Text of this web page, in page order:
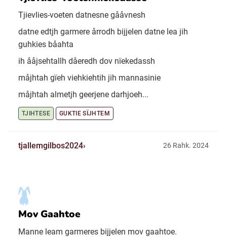
Tjievlies-voeten datnesne gååvnesh
datne edtjh garmere årrodh bijjelen datne lea jih
guhkies båahta
ih ååjsehtallh dåeredh dov nïekedassh
måjhtah gïeh viehkiehtih jih mannasinie
måjhtah almetjh geerjene darhjoeh...
TJIHTESE GUKTIE SÏJHTEM
tjallemgilbos2024 26 Rahk. 2024
Mov Gaahtoe
Manne leam garmeres bijjelen mov gaahtoe.